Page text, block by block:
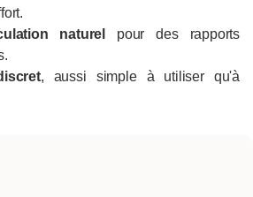
naturel
pour des rapports
, aussi simple à utiliser qu'à